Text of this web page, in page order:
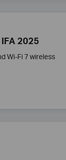
2025
Wi-Fi 7 wireless